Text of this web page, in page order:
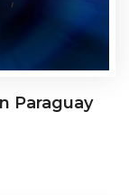
Paraguay